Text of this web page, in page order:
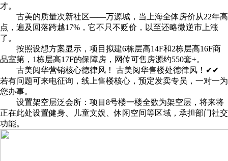
才。
古美的质量次新社区——万源城，当上海全体房价从22年高
点，遍及回落跨越17%，它不只不贬价，以至还略微逆市上涨
了。
按照设想方案显示，项目拟建6栋层高14F和2栋层高16F商
品室第，1栋层高17F的保障房，网传可售房源约550套+。
古美阅华营销核心德律风！ 古美阅华售楼处德律风！✔✔
若有问题可来电征询，线上售楼核心，预定发卖专员，一对一为
您办事。
设置架空层泛会所：项目8号楼一楼全数为架空层，将来将
正在此处设置健身、儿童文娱、休闲空间等区域，承担部门社交
功能。